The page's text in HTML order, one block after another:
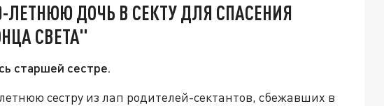
ЛЕТНЮЮ ДОЧЬ В СЕКТУ ДЛЯ СПАСЕНИЯ
СВЕТА"
старшей сестре.
сестру из лап родителей-сектантов, сбежавших в